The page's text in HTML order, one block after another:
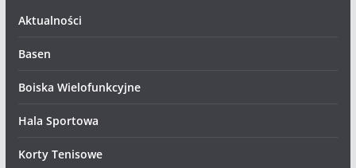
Aktualności
Basen
Boiska Wielofunkcyjne
Hala Sportowa
Korty Tenisowe